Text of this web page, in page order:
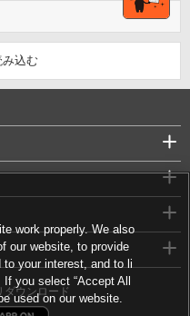
込む
ウンロード
work properly. We also
our website, to provide
to your interest, and to li
you select “Accept All
used on our website.